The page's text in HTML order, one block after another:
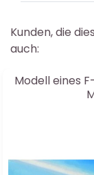
Kunden, die
auch:
Modell eines